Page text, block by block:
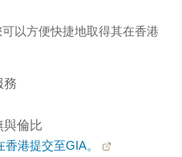
以方便快捷地取得其在香港
務
與倫比
香港提交至GIA。